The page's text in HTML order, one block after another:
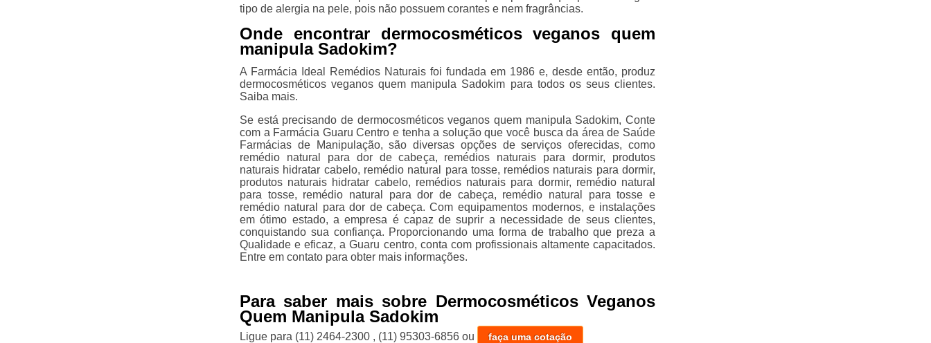
tipo de alergia na pele, pois não possuem corantes e nem fragrâncias.
Onde encontrar dermocosméticos veganos quem
manipula Sadokim?
A Farmácia Ideal Remédios Naturais foi fundada em 1986 e, desde então, produz
dermocosméticos veganos quem manipula Sadokim para todos os seus clientes.
Saiba mais.
Se está precisando de dermocosméticos veganos quem manipula Sadokim, Conte
com a Farmácia Guaru Centro e tenha a solução que você busca da área de Saúde
Farmácias de Manipulação, são diversas opções de serviços oferecidas, como
remédio natural para dor de cabeça, remédios naturais para dormir, produtos
naturais hidratar cabelo, remédio natural para tosse, remédios naturais para dormir,
produtos naturais hidratar cabelo, remédios naturais para dormir, remédio natural
para tosse, remédio natural para dor de cabeça, remédio natural para tosse e
remédio natural para dor de cabeça. Com equipamentos modernos, e instalações
em ótimo estado, a empresa é capaz de suprir a necessidade de seus clientes,
conquistando sua confiança. Proporcionando uma forma de trabalho que preza a
Qualidade e eficaz, a Guaru centro, conta com profissionais altamente capacitados.
Entre em contato para obter mais informações.
Para saber mais sobre Dermocosméticos Veganos
Quem Manipula Sadokim
Ligue para (11) 2464-2300 , (11) 95303-6856 ou faça uma cotação